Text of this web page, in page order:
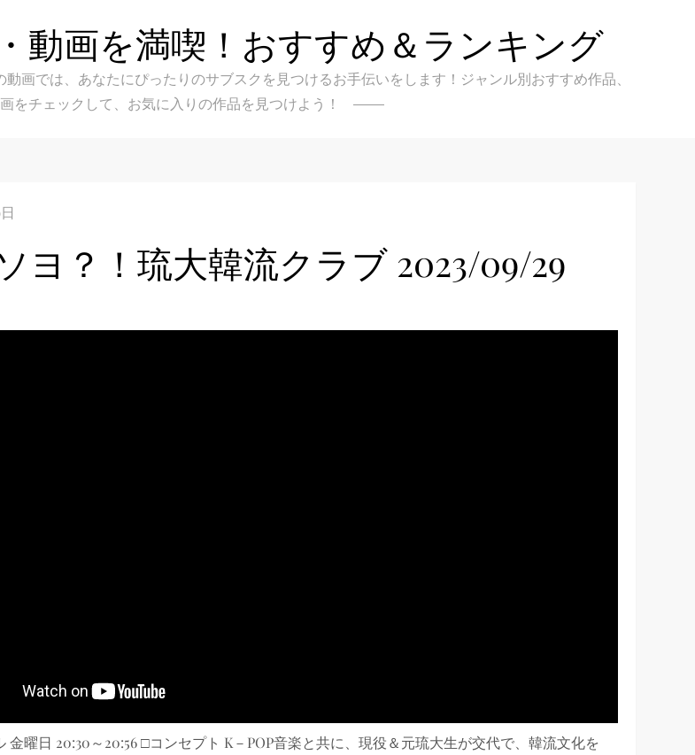
動画を満喫！おすすめ＆ランキング
画では、あなたにぴったりのサブスクを見つけるお手伝いをします！ジャンル別おすすめ作品、
をチェックして、お気に入りの作品を見つけよう！
ヨ？！琉大韓流クラブ 2023/09/29
金曜日 20:30～20:56 □コンセプト K－POP音楽と共に、現役＆元琉大生が交代で、韓流文化を
）
）
最凶の悪》が登場する韓国映画。